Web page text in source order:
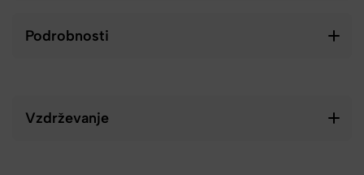
Podrobnosti
Vzdrževanje